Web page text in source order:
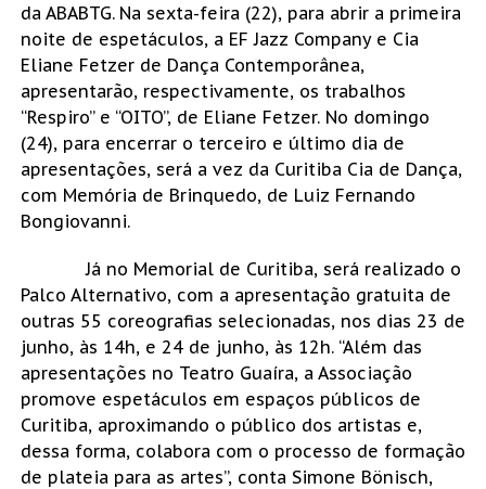
da ABABTG. Na sexta-feira (22), para abrir a primeira
noite de espetáculos, a EF Jazz Company e Cia
Eliane Fetzer de Dança Contemporânea,
apresentarão, respectivamente, os trabalhos
“Respiro” e “OITO”, de Eliane Fetzer. No domingo
(24), para encerrar o terceiro e último dia de
apresentações, será a vez da Curitiba Cia de Dança,
com Memória de Brinquedo, de Luiz Fernando
Bongiovanni.
Já no Memorial de Curitiba, será realizado o
Palco Alternativo, com a apresentação gratuita de
outras 55 coreografias selecionadas, nos dias 23 de
junho, às 14h, e 24 de junho, às 12h. “Além das
apresentações no Teatro Guaíra, a Associação
promove espetáculos em espaços públicos de
Curitiba, aproximando o público dos artistas e,
dessa forma, colabora com o processo de formação
de plateia para as artes”, conta Simone Bönisch,